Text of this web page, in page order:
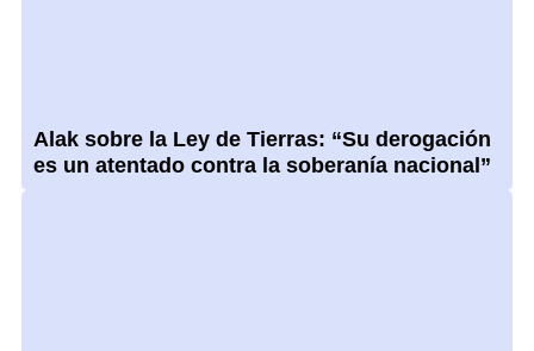
Alak sobre la Ley de Tierras: “Su derogación
es un atentado contra la soberanía nacional”